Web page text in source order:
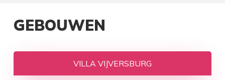
GEBOUWEN
VILLA VIJVERSBURG